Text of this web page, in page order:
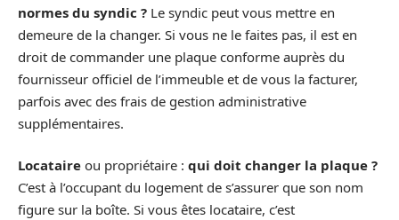
normes du syndic ? Le syndic peut vous mettre en
demeure de la changer. Si vous ne le faites pas, il est en
droit de commander une plaque conforme auprès du
fournisseur officiel de l’immeuble et de vous la facturer,
parfois avec des frais de gestion administrative
supplémentaires.
Locataire ou propriétaire : qui doit changer la plaque ?
C’est à l’occupant du logement de s’assurer que son nom
figure sur la boîte. Si vous êtes locataire, c’est